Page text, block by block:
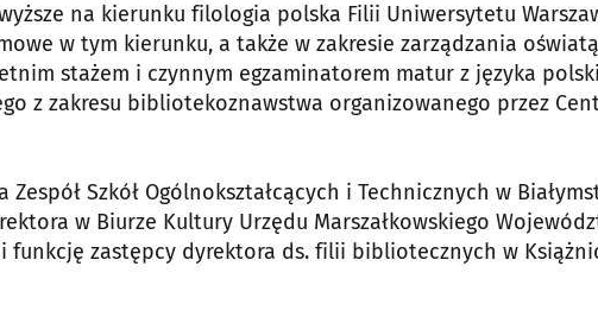
na kierunku filologia polska Filii Uniwersytetu
w tym kierunku, a także w zakresie zarządzania
stażem i czynnym egzaminatorem matur z języka
z zakresu bibliotekoznawstwa organizowanego przez
Szkół Ogólnokształcących i Technicznych w
w Biurze Kultury Urzędu Marszałkowskiego
funkcję zastępcy dyrektora ds. filii bibliotecznych w